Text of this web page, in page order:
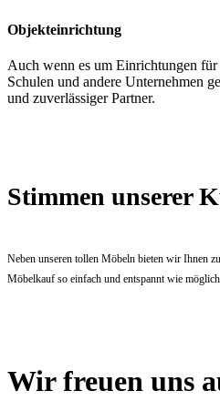
Objekteinrichtung
Auch wenn es um Einrichtungen
Schulen und andere Unternehmen
und zuverlässiger Partner.
Stimmen unserer
Neben unseren tollen Möbeln bieten wir Ihnen
Möbelkauf so einfach und entspannt wie möglich
Wir freuen uns